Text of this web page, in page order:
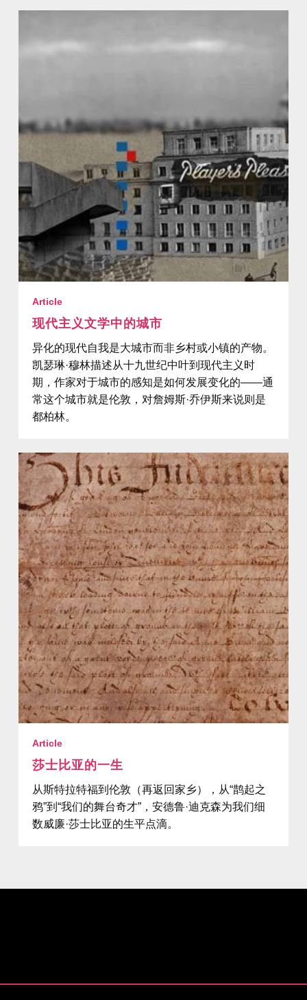
Article
现代主义文学中的城市
异化的现代自我是大城市而非乡村或小镇的产物。
凯瑟琳·穆林描述从十九世纪中叶到现代主义时
期，作家对于城市的感知是如何发展变化的——通
常这个城市就是伦敦，对詹姆斯·乔伊斯来说则是
都柏林。
Article
莎士比亚的一生
从斯特拉特福到伦敦（再返回家乡），从“鹊起之
鸦”到“我们的舞台奇才”，安德鲁·迪克森为我们细
数威廉·莎士比亚的生平点滴。